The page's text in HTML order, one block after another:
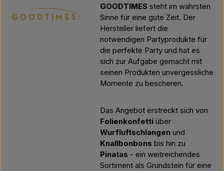
GOODTIMES steht im wahrsten
Sinne für eine gute Zeit. Der
Hersteller liefert die
notwendigen Partyprodukte für
die perfekte Party und hat es
sich zur Aufgabe gemacht mit
seinen Produkten unvergessliche
Momente zu bescheren.
Das Angebot erstreckt sich von
Folienkonfetti über
Wurfluftschlangen und
Knallbonbons bis hin zu
Pinatas - ein weitreichendes
Sortiment als Grundstein für eine